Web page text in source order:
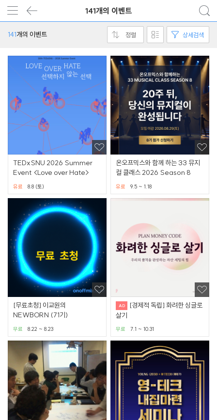
141개의 이벤트
141개의 이벤트 정렬 상세검색
TEDxSNU 2026 Summer
Event <Love over Hate>
8.8 (토)
유료
온오프믹스와 함께 하는 33 뮤지
컬 클래스 2026 Season 8
9.5 ~ 1.18
유료
[무료초청] 이교원의
NEWBORN (71기)
8.22 ~ 8.23
무료
[경제적 독립] 화려한 싱글로
살기
7.1 ~ 10.31
무료